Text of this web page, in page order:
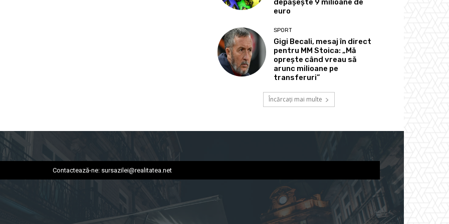
depășește 9 milioane de
euro
SPORT
Gigi Becali, mesaj în direct
pentru MM Stoica: „Mă
oprește când vreau să
arunc milioane pe
transferuri”
Încărcați mai multe
Contactează-ne: sursazilei@realitatea.net